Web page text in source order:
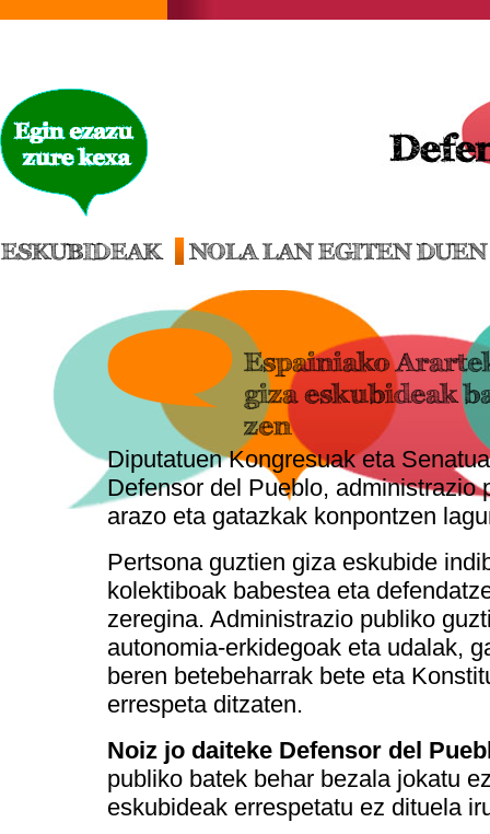
ESKUBIDEAK NOLA LAN EGITEN DUEN
Espainiako
giza eskubideak
zen
Diputatuen Kongresuak eta
Defensor del Pueblo, administrazio
arazo eta gatazkak konpontzen
Pertsona guztien giza eskubide
kolektiboak babestea eta
zeregina. Administrazio publiko
autonomia-erkidegoak eta udalak,
beren betebeharrak bete eta
errespeta ditzaten.
Noiz jo daiteke Defensor del
publiko batek behar bezala jokatu
eskubideak errespetatu ez dituela